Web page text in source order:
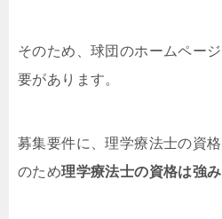
そのため、球団のホームペー
要があります。
募集要件に、理学療法士の資
のため理学療法士の資格は強み